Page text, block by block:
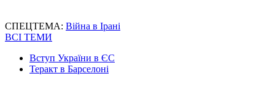
СПЕЦТЕМА: Війна в Ірані
ВСІ ТЕМИ
Вступ України в ЄС
Теракт в Барселоні